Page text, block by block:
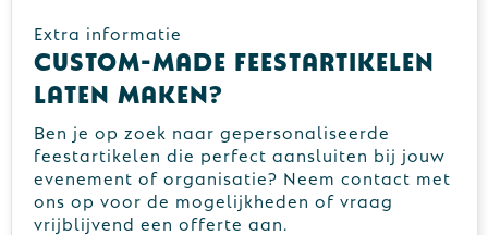
Extra informatie
Custom-made feestartikelen
laten maken?
Ben je op zoek naar gepersonaliseerde
feestartikelen die perfect aansluiten bij jouw
evenement of organisatie? Neem contact met
ons op voor de mogelijkheden of vraag
vrijblijvend een offerte aan.